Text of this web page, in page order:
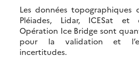
Les données topographiques
Pléiades, Lidar, ICESat
Opération Ice Bridge sont
pour la validation et
incertitudes.